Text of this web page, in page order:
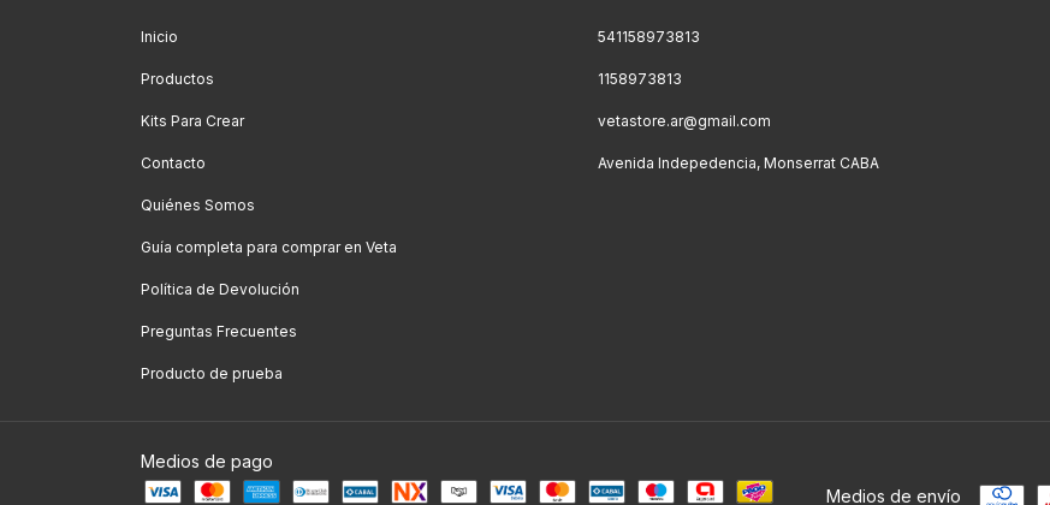
Inicio
Productos
Kits Para Crear
Contacto
Quiénes Somos
Guía completa para comprar en Veta
Política de Devolución
Preguntas Frecuentes
Producto de prueba
541158973813
1158973813
vetastore.ar@gmail.com
Avenida Indepedencia, Monserrat CABA
Medios de pago
Medios de envío